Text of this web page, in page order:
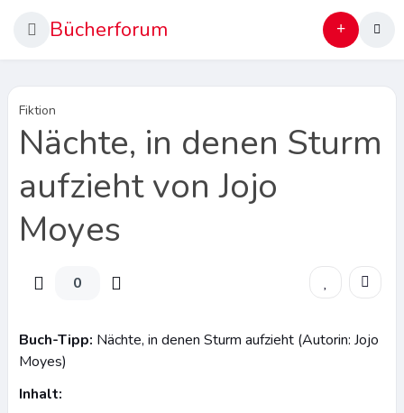
Bücherforum
Fiktion
Nächte, in denen Sturm
aufzieht von Jojo
Moyes
0
Buch-Tipp: Nächte, in denen Sturm aufzieht (Autorin: Jojo
Moyes)
Inhalt: